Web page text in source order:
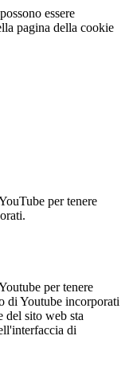
essere
pagina della cookie
per tenere
per tenere
di Youtube incorporati
del sito web sta
di